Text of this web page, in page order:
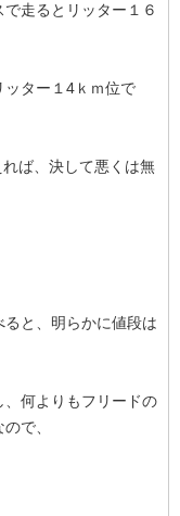
走るとリッター１６
ター１4ｋｍ位で
ば、決して悪くは無
と、明らかに値段は
何よりもフリードの
で、